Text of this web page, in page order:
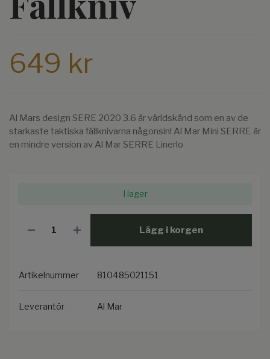
649 kr
Al Mars design SERE 2020 3.6 är världskänd som en av de
starkaste taktiska fällknivarna någonsin! Al Mar Mini SERRE är
en mindre version av Al Mar SERRE Linerlo
I lager
Lägg i korgen
Artikelnummer 810485021151
Leverantör Al Mar